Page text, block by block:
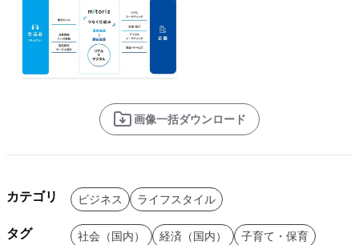
画像一括ダウンロード
カテゴリ ビジネス ライフスタイル
タグ 社会（国内） 経済（国内） 子育て・保育